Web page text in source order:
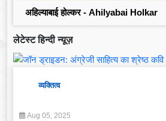
अहिल्याबाई होल्कर - Ahilyabai Holkar
लेटेस्ट हिन्दी न्यूज़
व्यक्तित्व
Aug 05, 2025